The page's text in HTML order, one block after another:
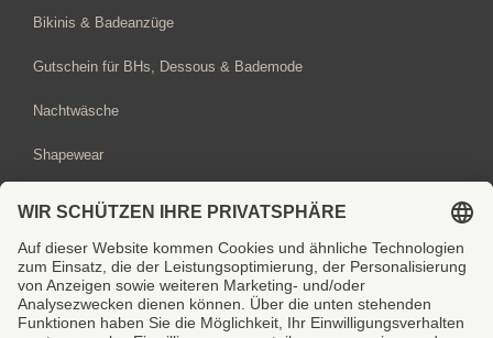
Bikinis & Badeanzüge
Gutschein für BHs, Dessous & Bademode
Nachtwäsche
Shapewear
Sport-BHs
BH-Beratung hier buchen
Gutschein hier bestellen